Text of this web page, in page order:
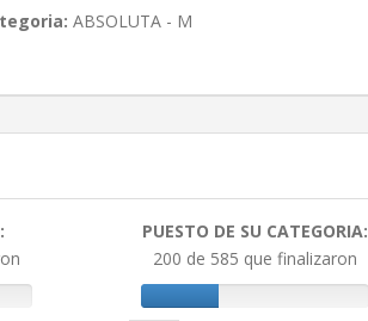
ABSOLUTA - M
PUESTO DE SU CATEGORIA:
200 de 585 que finalizaron